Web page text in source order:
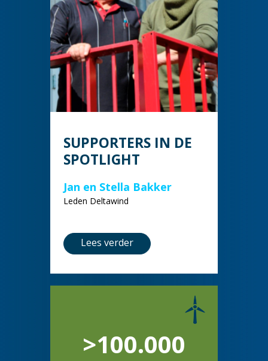
SUPPORTERS IN DE
SPOTLIGHT
Jan en Stella Bakker
Leden Deltawind
Lees verder
>100.000